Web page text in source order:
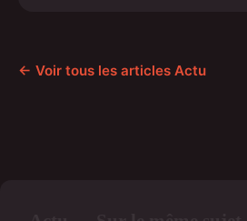
← Voir tous les articles Actu